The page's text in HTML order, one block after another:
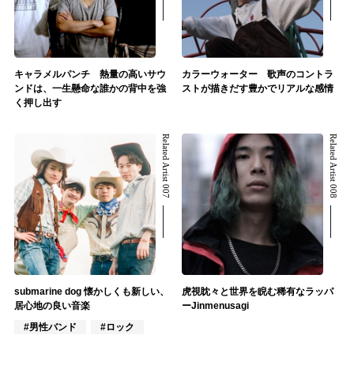
キャラメルパンチ 熱量の高いサウ
ンドは、一生懸命な誰かの背中を強
く押し出す
カラーウォーター 歌声のコントラ
ストが描きだす豊かでリアルな感情
Related Artist 007
submarine dog 懐かしくも新しい、
居心地の良い音楽
#男性バンド
#ロック
Related Artist 008
虎視眈々と世界を睨む稀有なラッパ
ーJinmenusagi